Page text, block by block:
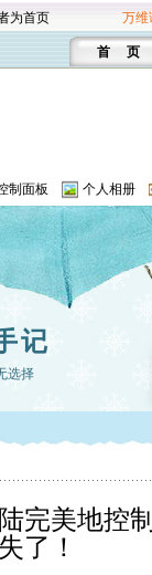
为首页 万维
首 页
制面板 个人相册
记
选择
完美地控
了！